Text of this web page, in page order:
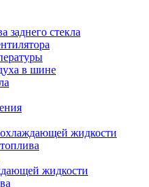
заднего стекла
в шине
жидкости
жидкости